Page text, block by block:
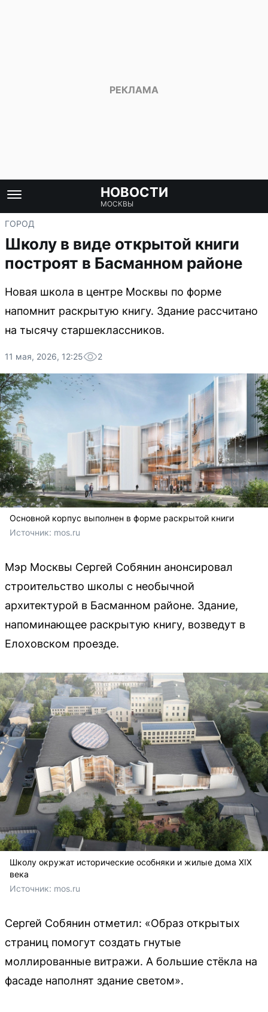
НОВОСТИ
МОСКВЫ
ГОРОД
Школу в виде открытой книги
построят в Басманном районе
Новая школа в центре Москвы по форме
напомнит раскрытую книгу. Здание рассчитано
на тысячу старшеклассников.
11 мая, 2026, 12:25 2
Основной корпус выполнен в форме раскрытой книги
Источник: mos.ru
Мэр Москвы Сергей Собянин анонсировал
строительство школы с необычной
архитектурой в Басманном районе. Здание,
напоминающее раскрытую книгу, возведут в
Елоховском проезде.
Школу окружат исторические особняки и жилые дома XIX
века
Источник: mos.ru
Сергей Собянин отметил: «Образ открытых
страниц помогут создать гнутые
моллированные витражи. А большие стёкла на
фасаде наполнят здание светом».